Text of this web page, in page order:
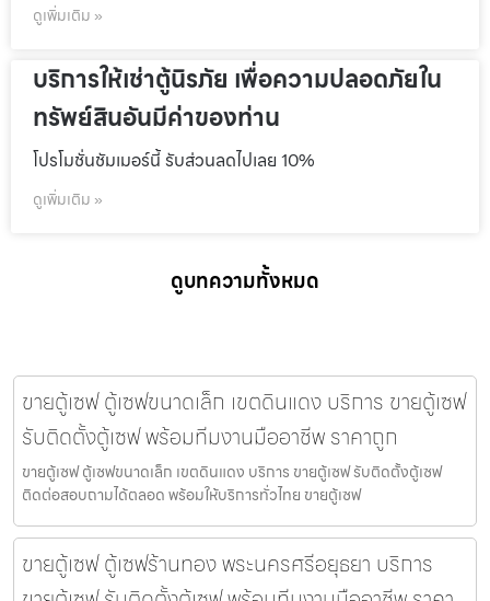
ดูเพิ่มเติม »
บริการให้เช่าตู้นิรภัย เพื่อความปลอดภัยใน
ทรัพย์สินอันมีค่าของท่าน
โปรโมชั่นชัมเมอร์นี้ รับส่วนลดไปเลย 10%
ดูเพิ่มเติม »
ดูบทความทั้งหมด
ขายตู้เซฟ ตู้เซฟขนาดเล็ก เขตดินแดง บริการ ขายตู้เซฟ
รับติดตั้งตู้เซฟ พร้อมทีมงานมืออาชีพ ราคาถูก
ขายตู้เซฟ ตู้เซฟขนาดเล็ก เขตดินแดง บริการ ขายตู้เซฟ รับติดตั้งตู้เซฟ
ติดต่อสอบถามได้ตลอด พร้อมให้บริการทั่วไทย ขายตู้เซฟ
ขายตู้เซฟ ตู้เซฟร้านทอง พระนครศรีอยุธยา บริการ